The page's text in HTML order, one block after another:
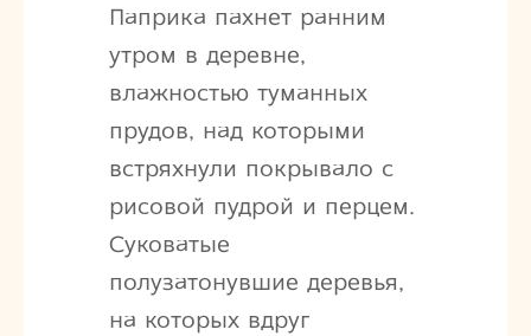
Паприка пахнет ранним
утром в деревне,
влажностью туманных
прудов, над которыми
встряхнули покрывало с
рисовой пудрой и перцем.
Суковатые
полузатонувшие деревья,
на которых вдруг